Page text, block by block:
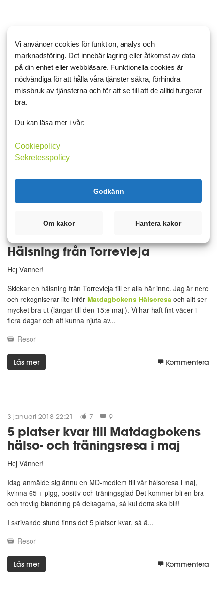
19 april 2018 18:47 8 6
Stranden är väldigt bra för
hälsan!
Hej Vänner!
handlar om att det ärhälsosamt att vara på stranden
när jag är vid vatten och st...
Resor Energigivande
Läs mer Kommentera
Hälsning från Torrevieja
Hej Vänner!
Skickar en hälsning från Torrevieja till er alla här inne. Jag är nere
och rekogniserar lite inför Matdagbokens Hälsoresa och allt ser
mycket bra ut (längar till den 15:e maj!). Vi har haft fint väder i
flera dagar och att kunna njuta av...
Resor
Läs mer Kommentera
3 januari 2018 22:21 7 9
5 platser kvar till Matdagbokens
hälso- och träningsresa i maj
Hej Vänner!
Idag anmälde sig ännu en MD-medlem till vår hälsoresa i maj,
kvinna 65 + pigg, positiv och träningsglad Det kommer bli en bra
och trevlig blandning på deltagarna, så kul detta ska bli!!
I skrivande stund finns det 5 platser kvar, så ä...
Resor
Läs mer Kommentera
Vi använder cookies för funktion, analys och
marknadsföring. Det innebär lagring eller åtkomst av data
på din enhet eller webbläsare. Funktionella cookies är
nödvändiga för att hålla våra tjänster säkra, förhindra
missbruk av tjänsterna och för att se till att de alltid fungerar
bra.
Du kan läsa mer i vår:
Cookiepolicy
Sekretesspolicy
Godkänn
Om kakor Hantera kakor